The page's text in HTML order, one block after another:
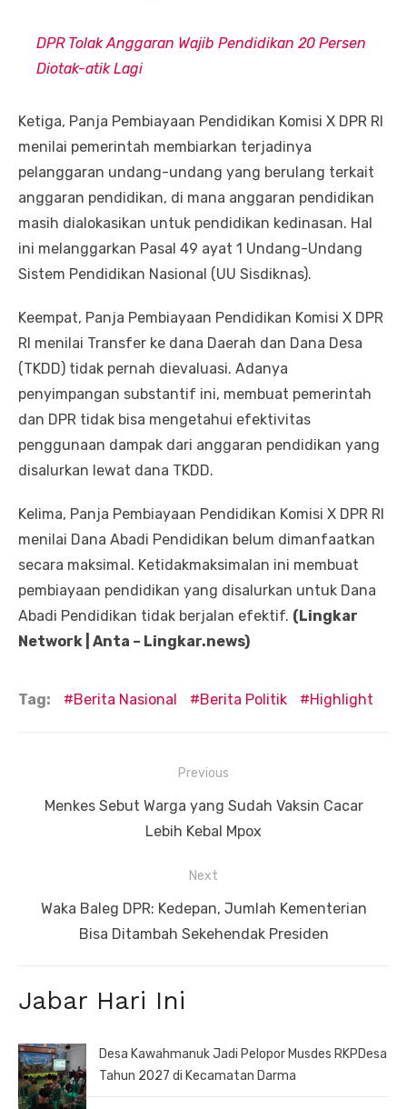
DPR Tolak Anggaran Wajib Pendidikan 20 Persen
Diotak-atik Lagi
Ketiga, Panja Pembiayaan Pendidikan Komisi X DPR RI
menilai pemerintah membiarkan terjadinya
pelanggaran undang-undang yang berulang terkait
anggaran pendidikan, di mana anggaran pendidikan
masih dialokasikan untuk pendidikan kedinasan. Hal
ini melanggarkan Pasal 49 ayat 1 Undang-Undang
Sistem Pendidikan Nasional (UU Sisdiknas).
Keempat, Panja Pembiayaan Pendidikan Komisi X DPR
RI menilai Transfer ke dana Daerah dan Dana Desa
(TKDD) tidak pernah dievaluasi. Adanya
penyimpangan substantif ini, membuat pemerintah
dan DPR tidak bisa mengetahui efektivitas
penggunaan dampak dari anggaran pendidikan yang
disalurkan lewat dana TKDD.
Kelima, Panja Pembiayaan Pendidikan Komisi X DPR RI
menilai Dana Abadi Pendidikan belum dimanfaatkan
secara maksimal. Ketidakmaksimalan ini membuat
pembiayaan pendidikan yang disalurkan untuk Dana
Abadi Pendidikan tidak berjalan efektif. (Lingkar
Network | Anta – Lingkar.news)
Tag: Berita Nasional Berita Politik Highlight
pos
Previous
Previous
Menkes Sebut Warga yang Sudah Vaksin Cacar
Lebih Kebal Mpox
Next
Next
Waka Baleg DPR: Kedepan, Jumlah Kementerian
Bisa Ditambah Sekehendak Presiden
Jabar Hari Ini
Desa Kawahmanuk Jadi Pelopor Musdes RKPDesa
Tahun 2027 di Kecamatan Darma